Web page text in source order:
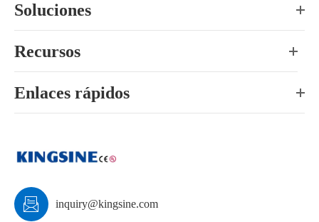
Soluciones
Recursos
Enlaces rápidos
 inquiry@kingsine.com